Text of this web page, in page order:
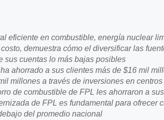
eficiente en combustible, energía nuclear
demuestra cómo el diversificar las
sus cuentas lo más bajas posibles
ahorrado a sus clientes más de $16 mil
millones a través de inversiones en
de combustible de FPL les ahorraron a
de FPL es fundamental para ofrecer
del promedio nacional